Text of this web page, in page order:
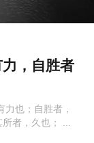
，自胜者
也；自胜者，
者，久也； ...